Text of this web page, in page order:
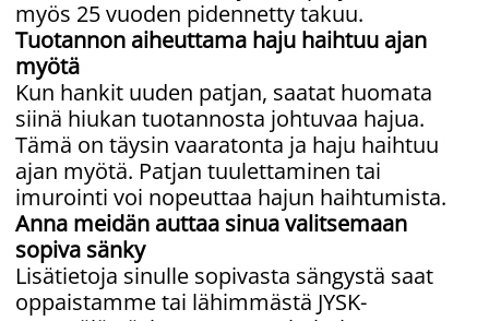
myös 25 vuoden pidennetty takuu.
Tuotannon aiheuttama haju haihtuu ajan
myötä
Kun hankit uuden patjan, saatat huomata
siinä hiukan tuotannosta johtuvaa hajua.
Tämä on täysin vaaratonta ja haju haihtuu
ajan myötä. Patjan tuulettaminen tai
imurointi voi nopeuttaa hajun haihtumista.
Anna meidän auttaa sinua valitsemaan
sopiva sänky
Lisätietoja sinulle sopivasta sängystä saat
oppaistamme tai lähimmästä JYSK-